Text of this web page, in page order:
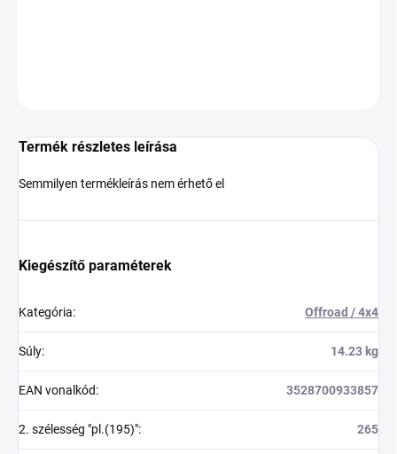
Termék részletes leírása
Semmilyen termékleírás nem érhető el
Kiegészítő paraméterek
Kategória: Offroad / 4x4
Súly: 14.23 kg
EAN vonalkód: 3528700933857
2. szélesség "pl.(195)": 265